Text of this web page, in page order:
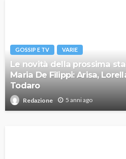
GOSSIP E TV VARIE
Le novità della prossima
Maria De Filippi: Arisa,
Todaro
Redazione 5 anni ago